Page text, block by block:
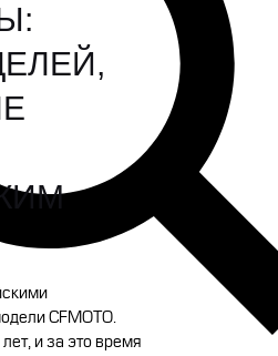
CFMOTO.
и за это время